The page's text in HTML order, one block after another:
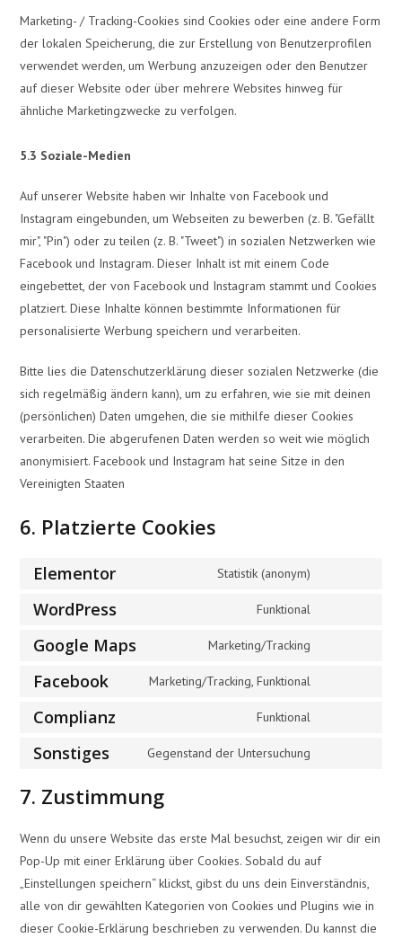
Marketing- / Tracking-Cookies sind Cookies oder eine andere Form
der lokalen Speicherung, die zur Erstellung von Benutzerprofilen
verwendet werden, um Werbung anzuzeigen oder den Benutzer
auf dieser Website oder über mehrere Websites hinweg für
ähnliche Marketingzwecke zu verfolgen.
5.3 Soziale-Medien
Auf unserer Website haben wir Inhalte von Facebook und
Instagram eingebunden, um Webseiten zu bewerben (z. B. "Gefällt
mir", "Pin") oder zu teilen (z. B. "Tweet") in sozialen Netzwerken wie
Facebook und Instagram. Dieser Inhalt ist mit einem Code
eingebettet, der von Facebook und Instagram stammt und Cookies
platziert. Diese Inhalte können bestimmte Informationen für
personalisierte Werbung speichern und verarbeiten.
Bitte lies die Datenschutzerklärung dieser sozialen Netzwerke (die
sich regelmäßig ändern kann), um zu erfahren, wie sie mit deinen
(persönlichen) Daten umgehen, die sie mithilfe dieser Cookies
verarbeiten. Die abgerufenen Daten werden so weit wie möglich
anonymisiert. Facebook und Instagram hat seine Sitze in den
Vereinigten Staaten
6. Platzierte Cookies
Elementor Statistik (anonym)
WordPress Funktional
Google Maps Marketing/Tracking
Facebook Marketing/Tracking, Funktional
Complianz Funktional
Sonstiges Gegenstand der Untersuchung
sonstiges
7. Zustimmung
Wenn du unsere Website das erste Mal besuchst, zeigen wir dir ein
Pop-Up mit einer Erklärung über Cookies. Sobald du auf
„Einstellungen speichern“ klickst, gibst du uns dein Einverständnis,
alle von dir gewählten Kategorien von Cookies und Plugins wie in
dieser Cookie-Erklärung beschrieben zu verwenden. Du kannst die